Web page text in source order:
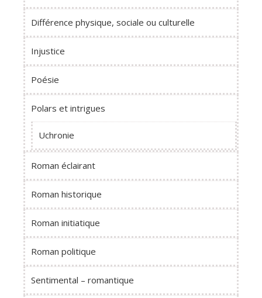
Différence physique, sociale ou culturelle
Injustice
Poésie
Polars et intrigues
Uchronie
Roman éclairant
Roman historique
Roman initiatique
Roman politique
Sentimental – romantique